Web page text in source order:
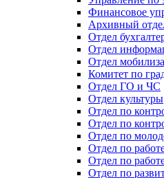
Финансовое
Архивный
Отдел
Отдел
Отдел
Комитет по
Отдел ГО и ЧС
Отдел культуры
Отдел по
Отдел по
Отдел по
Отдел по
Отдел по
Отдел по